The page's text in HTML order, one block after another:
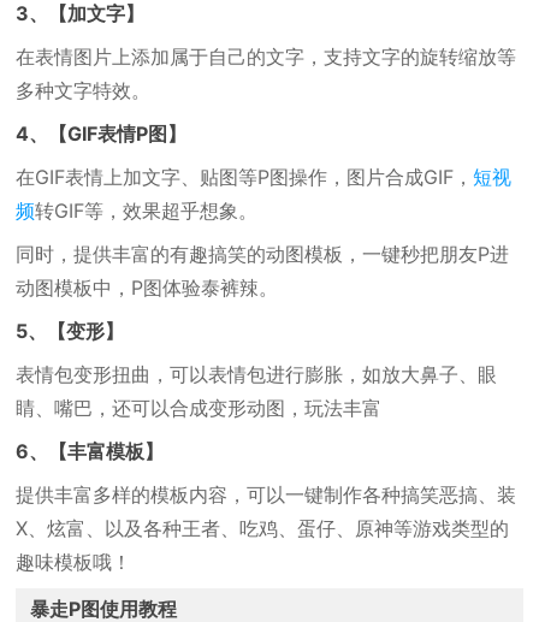
3、【加文字】
在表情图片上添加属于自己的文字，支持文字的旋转缩放等
多种文字特效。
4、【GIF表情P图】
在GIF表情上加文字、贴图等P图操作，图片合成GIF，短视
频转GIF等，效果超乎想象。
同时，提供丰富的有趣搞笑的动图模板，一键秒把朋友P进
动图模板中，P图体验泰裤辣。
5、【变形】
表情包变形扭曲，可以表情包进行膨胀，如放大鼻子、眼
睛、嘴巴，还可以合成变形动图，玩法丰富
6、【丰富模板】
提供丰富多样的模板内容，可以一键制作各种搞笑恶搞、装
X、炫富、以及各种王者、吃鸡、蛋仔、原神等游戏类型的
趣味模板哦！
暴走P图使用教程